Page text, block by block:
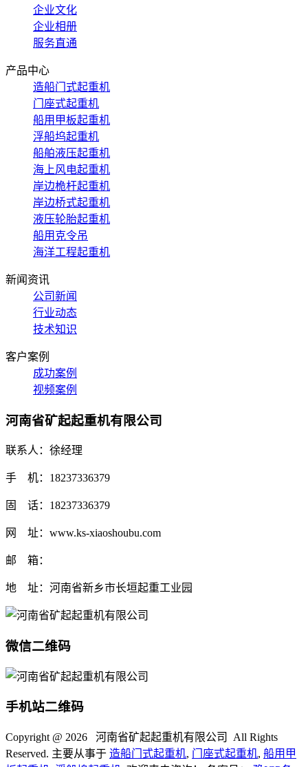
企业文化
企业相册
服务直通
产品中心
造船门式起重机
门座式起重机
船用甲板起重机
浮船坞起重机
船舶液压起重机
海上风电起重机
岸边桅杆起重机
岸边桥式起重机
液压轮胎起重机
船用克令吊
海洋工程起重机
新闻资讯
公司新闻
行业动态
技术知识
客户案例
成功案例
视频案例
河南省矿起起重机有限公司
联系人：徐经理
手 机：18237336379
固 话：18237336379
网 址：www.ks-xiaoshoubu.com
邮 箱：
地 址：河南省新乡市长垣起重工业园
微信二维码
手机站二维码
Copyright @ 2026 河南省矿起起重机有限公司 All Rights
Reserved. 主要从事于 造船门式起重机, 门座式起重机, 船用甲